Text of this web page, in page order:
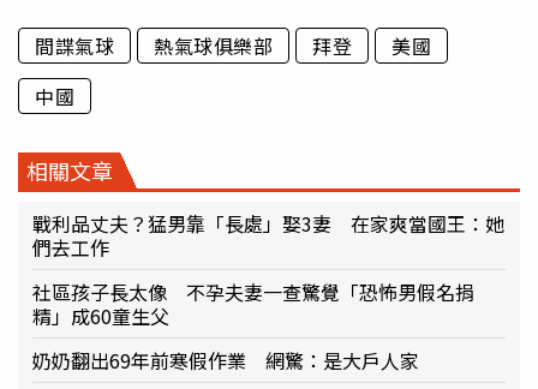
間諜氣球 熱氣球俱樂部 拜登
美國
中國
相關文章
戰利品丈夫？猛男靠「長處」娶3妻 在家爽當國王：她
們去工作
社區孩子長太像 不孕夫妻一查驚覺「恐怖男假名捐
精」成60童生父
奶奶翻出69年前寒假作業 網驚：是大戶人家